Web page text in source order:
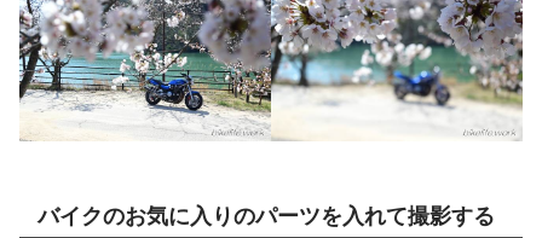
バイクのお気に入りのパーツを入れて撮影する